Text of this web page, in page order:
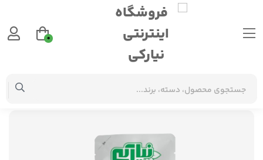
گیاهان دارویی چهار تخمه
0